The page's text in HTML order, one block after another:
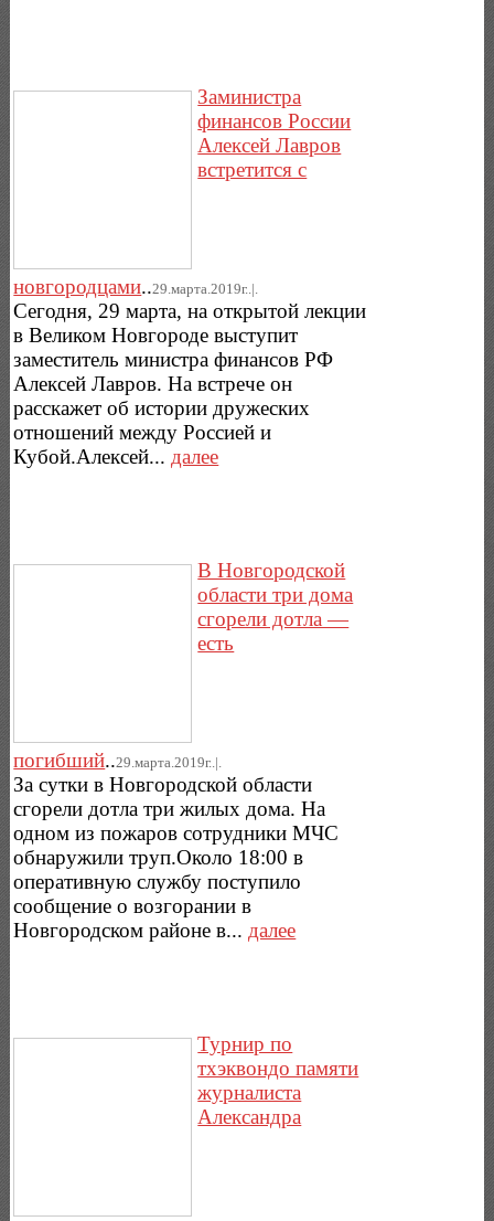
Заминистра
финансов России
Алексей Лавров
встретится с
новгородцами..29.марта.2019г..|.
Сегодня, 29 марта, на открытой лекции
в Великом Новгороде выступит
заместитель министра финансов РФ
Алексей Лавров. На встрече он
расскажет об истории дружеских
отношений между Россией и
Кубой.Алексей... далее
В Новгородской
области три дома
сгорели дотла —
есть
погибший..29.марта.2019г..|.
За сутки в Новгородской области
сгорели дотла три жилых дома. На
одном из пожаров сотрудники МЧС
обнаружили труп.Около 18:00 в
оперативную службу поступило
сообщение о возгорании в
Новгородском районе в... далее
Турнир по
тхэквондо памяти
журналиста
Александра